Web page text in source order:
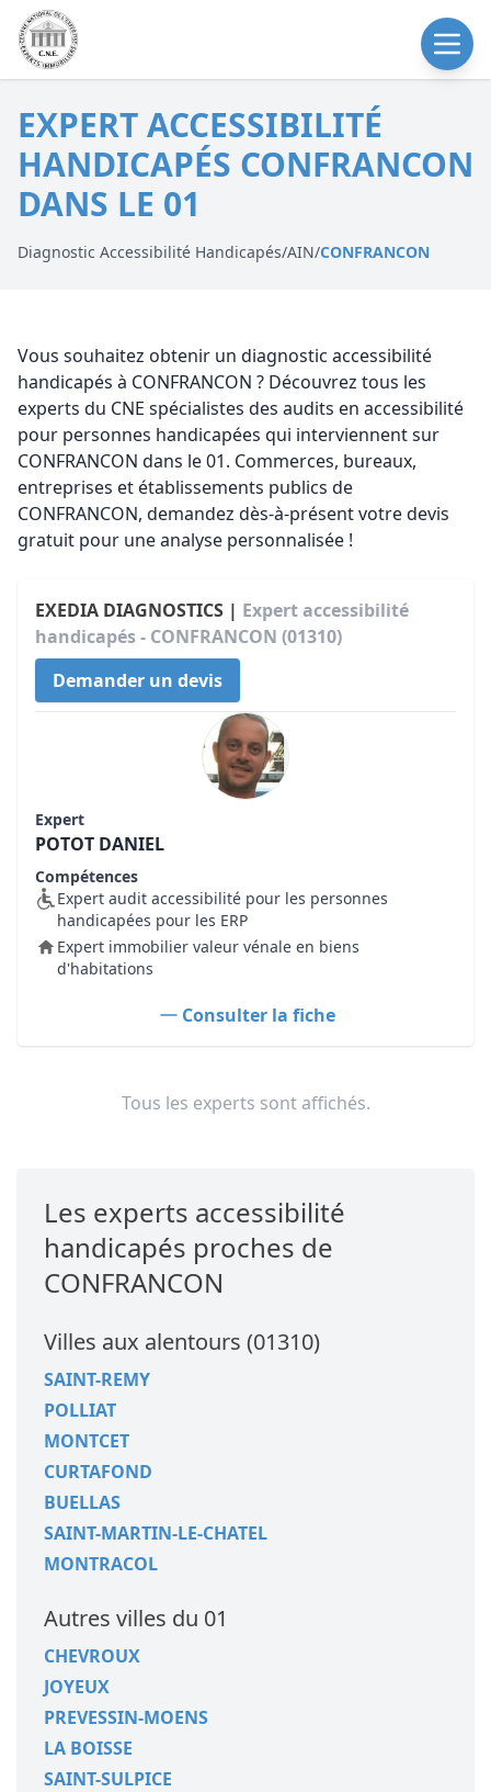
EXPERT ACCESSIBILITÉ
HANDICAPÉS CONFRANCON
DANS LE 01
Diagnostic Accessibilité Handicapés/AIN/CONFRANCON
Vous souhaitez obtenir un diagnostic accessibilité
handicapés à CONFRANCON ? Découvrez tous les
experts du CNE spécialistes des audits en accessibilité
pour personnes handicapées qui interviennent sur
CONFRANCON dans le 01. Commerces, bureaux,
entreprises et établissements publics de
CONFRANCON, demandez dès-à-présent votre devis
gratuit pour une analyse personnalisée !
EXEDIA DIAGNOSTICS | Expert accessibilité
handicapés - CONFRANCON (01310)
Demander un devis
Expert
POTOT DANIEL
Compétences
Expert audit accessibilité pour les personnes
handicapées pour les ERP
Expert immobilier valeur vénale en biens
d'habitations
Consulter la fiche
Tous les experts sont affichés.
Les experts accessibilité
handicapés proches de
CONFRANCON
Villes aux alentours (01310)
SAINT-REMY
POLLIAT
MONTCET
CURTAFOND
BUELLAS
SAINT-MARTIN-LE-CHATEL
MONTRACOL
Autres villes du 01
CHEVROUX
JOYEUX
PREVESSIN-MOENS
LA BOISSE
SAINT-SULPICE